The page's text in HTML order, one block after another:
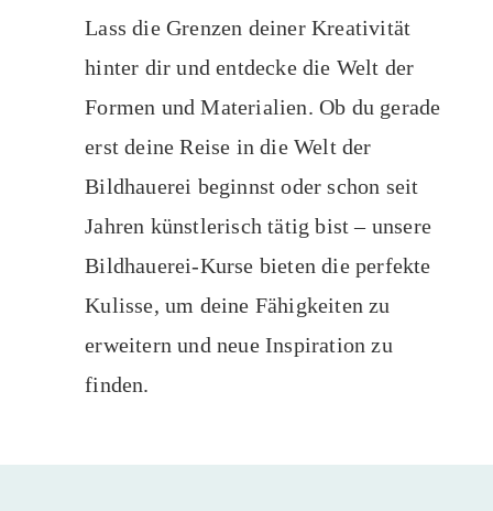
Lass die Grenzen deiner Kreativität
hinter dir und entdecke die Welt der
Formen und Materialien. Ob du gerade
erst deine Reise in die Welt der
Bildhauerei beginnst oder schon seit
Jahren künstlerisch tätig bist – unsere
Bildhauerei-Kurse bieten die perfekte
Kulisse, um deine Fähigkeiten zu
erweitern und neue Inspiration zu
finden.